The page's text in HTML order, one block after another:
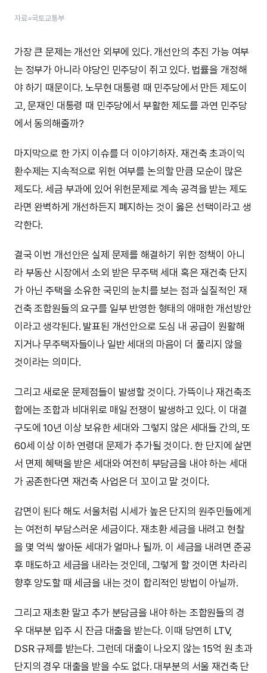
자료=국토교통부
가장 큰 문제는 개선안 외부에 있다. 개선안의 추진 가능 여부
는 정부가 아니라 야당인 민주당이 쥐고 있다. 법률을 개정해
야 하기 때문이다. 노무현 대통령 때 민주당에서 만든 제도이
고, 문재인 대통령 때 민주당에서 부활한 제도를 과연 민주당
에서 동의해줄까?
마지막으로 한 가지 이슈를 더 이야기하자. 재건축 초과이익
환수제는 지속적으로 위헌 여부를 논의할 만큼 모순이 많은
제도다. 세금 부과에 있어 위헌문제로 계속 공격을 받는 제도
라면 완벽하게 개선하든지 폐지하는 것이 옳은 선택이라고 생
각한다.
결국 이번 개선안은 실제 문제를 해결하기 위한 정책이 아니
라 부동산 시장에서 소외 받은 무주택 세대 혹은 재건축 단지
가 아닌 주택을 소유한 국민의 눈치를 보는 점과 실질적인 재
건축 조합원들의 요구를 일부 반영한 형태의 애매한 개선방안
이라고 생각된다. 발표된 개선안으로 도심 내 공급이 원활해
지거나 무주택자들이나 일반 세대의 마음이 더 풀리지 않을
것이라는 의미다.
그리고 새로운 문제점들이 발생할 것이다. 가뜩이나 재건축조
합에는 조합과 비대위로 매일 전쟁이 발생하고 있다. 이 대결
구도에 10년 이상 보유한 세대와 그렇지 않은 세대들 간의, 또
60세 이상 이하 연령대 문제가 추가될 것이다. 한 단지에 살면
서 면제 혜택을 받은 세대와 여전히 부담금을 내야 하는 세대
가 공존한다면 재건축 사업은 더 꼬이고 말 것이다.
감면이 된다 해도 서울처럼 시세가 높은 단지의 원주민들에게
는 여전히 부담스러운 세금이다. 재초환 세금을 내려고 현찰
을 몇 억씩 쌓아둔 세대가 얼마나 될까. 이 세금을 내려면 준공
후 매도하고 세금을 내라는 것인데, 그렇게 할 것이면 차라리
향후 양도할 때 세금을 내는 것이 합리적인 방법이 아닐까.
그리고 재초환 말고 추가 분담금을 내야 하는 조합원들의 경
우 대부분 입주 시 잔금 대출을 받는다. 이때 당연히 LTV,
DSR 규제를 받는다. 그런데 대출이 나오지 않는 15억 원 초과
단지의 경우 대출을 받을 수도 없다. 대부분의 서울 재건축 단